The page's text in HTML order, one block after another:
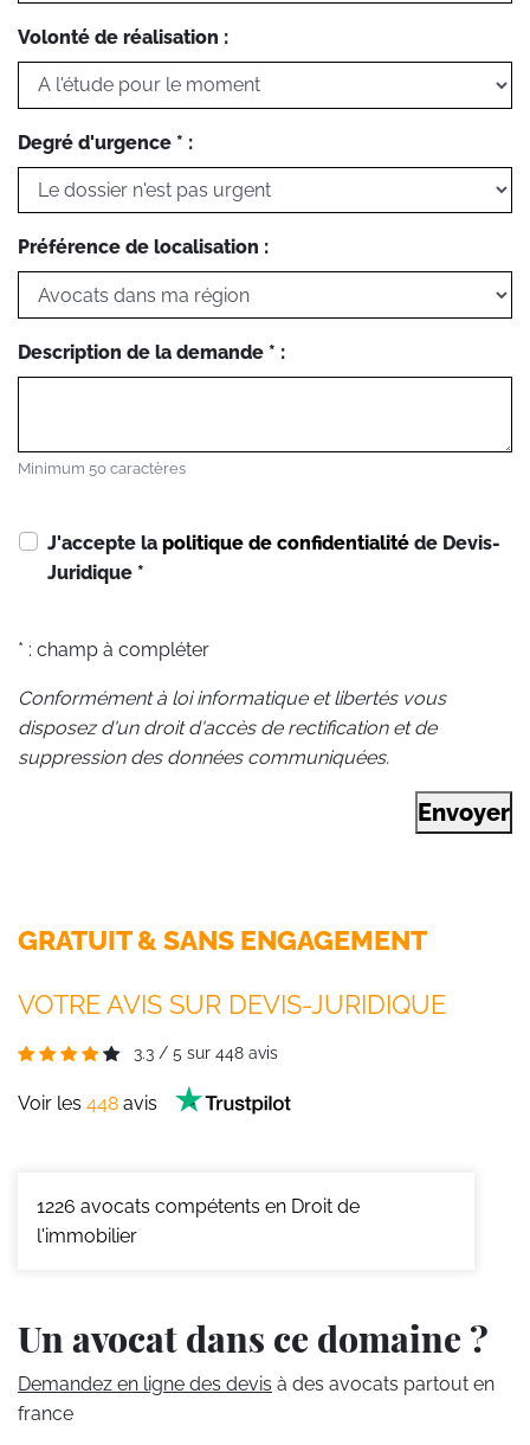
Volonté de réalisation :
Degré d'urgence * :
Préférence de localisation :
Description de la demande * :
Minimum 50 caractères
J'accepte la politique de confidentialité de Devis-
Juridique *
* : champ à compléter
Conformément à loi informatique et libertés vous
disposez d'un droit d'accès de rectification et de
suppression des données communiquées.
Envoyer
GRATUIT & SANS ENGAGEMENT
VOTRE AVIS SUR DEVIS-JURIDIQUE
3.3 / 5 sur 448 avis
Voir les 448 avis
1226 avocats compétents en Droit de
l'immobilier
Un avocat dans ce domaine ?
Demandez en ligne des devis à des avocats partout en
france